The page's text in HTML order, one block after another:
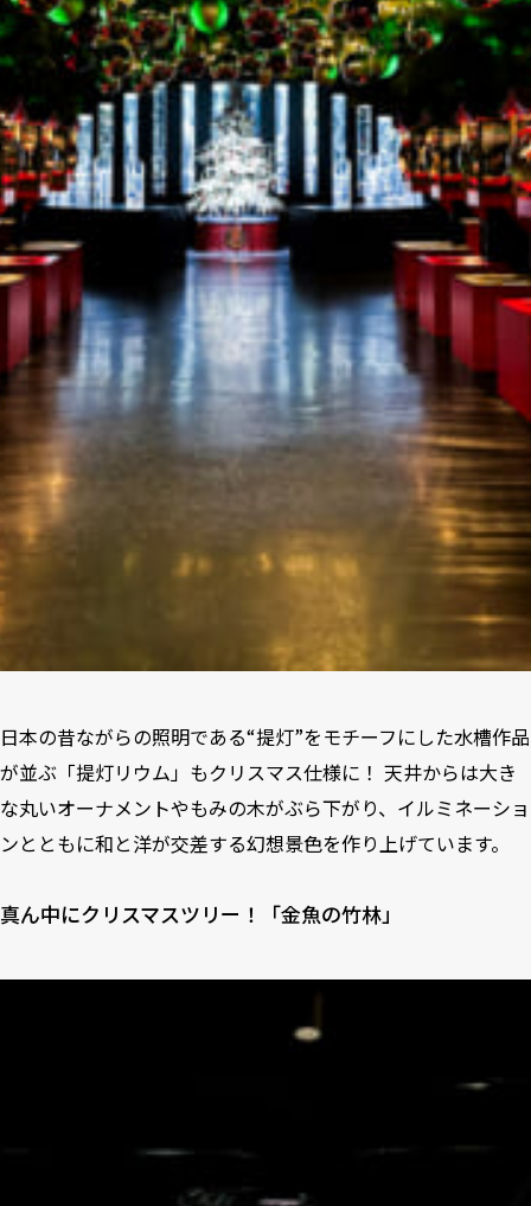
日本の昔ながらの照明である“提灯”をモチーフにした水槽作品
が並ぶ「提灯リウム」もクリスマス仕様に！ 天井からは大き
な丸いオーナメントやもみの木がぶら下がり、イルミネーショ
ンとともに和と洋が交差する幻想景色を作り上げています。
真ん中にクリスマスツリー！「金魚の竹林」